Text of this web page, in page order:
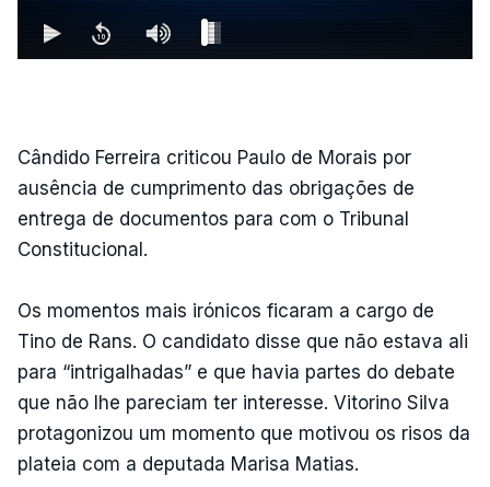
Cândido Ferreira criticou Paulo de Morais por
ausência de cumprimento das obrigações de
entrega de documentos para com o Tribunal
Constitucional.
Os momentos mais irónicos ficaram a cargo de
Tino de Rans. O candidato disse que não estava ali
para “intrigalhadas” e que havia partes do debate
que não lhe pareciam ter interesse. Vitorino Silva
protagonizou um momento que motivou os risos da
plateia com a deputada Marisa Matias.